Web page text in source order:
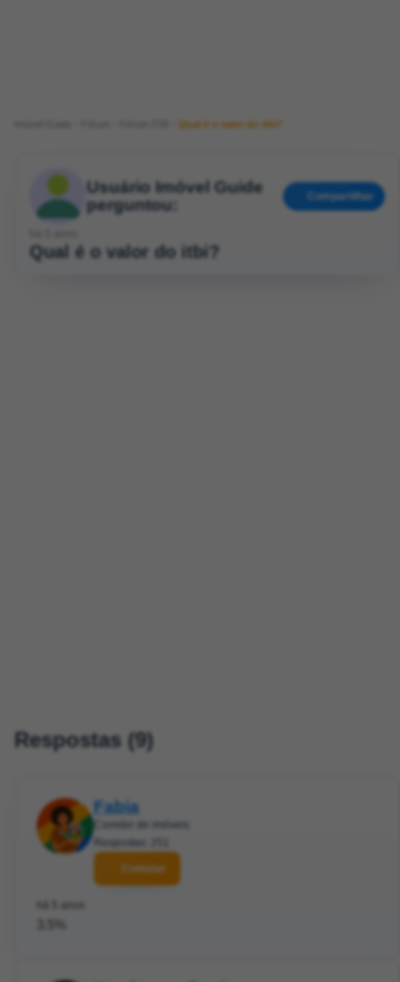
Qual é o valor do itbi?
Usuário Imóvel Guide
perguntou:
Compartilhar
Qual é o valor do itbi?
Respostas (9)
Fabia
Corretor de imóveis
Respostas: 251
Contatar
há 5 anos